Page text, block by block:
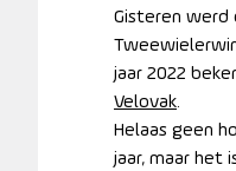
Gisteren werd
jaar 2022
Velovak.
Helaas geen
jaar, maar het